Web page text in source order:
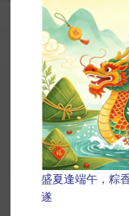
盛夏逢端午，粽
遂